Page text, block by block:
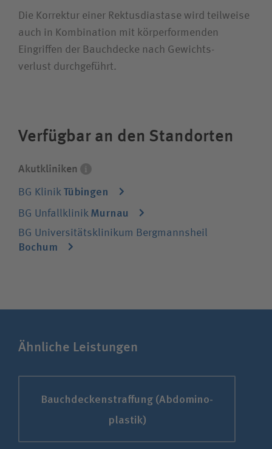
Die Korrektur einer Rektus­diastase wird teilweise
auch in Kombination mit körper­formenden
Eingriffen der Bauchdecke nach Gewichts­
verlust durchgeführt.
Verfügbar an den Standorten
Die Akutkliniken unserer
Unternehmensgruppe sind spezialisiert auf
spielt keine Rolle.
Akutkliniken
BG Klinik Tübingen
BG Unfallklinik Murnau
BG Universitätsklinikum Bergmannsheil
Bochum
Ähnliche Leistungen
Bauch­decken­straffung (Abdomino­
plastik)